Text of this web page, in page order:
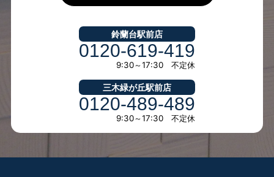
鈴蘭台駅前店
0120-619-419
9:30～17:30 不定休
三木緑が丘駅前店
0120-489-489
9:30～17:30 不定休